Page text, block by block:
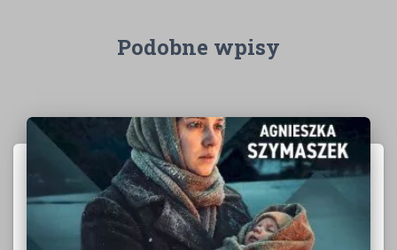
Podobne wpisy